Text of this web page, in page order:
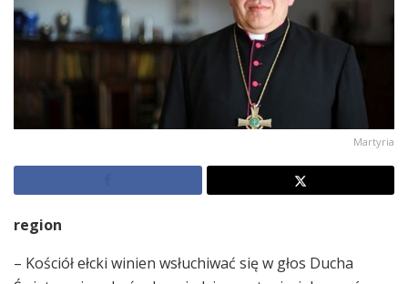
Martyria
region
– Kościół ełcki winien wsłuchiwać się w głos Ducha